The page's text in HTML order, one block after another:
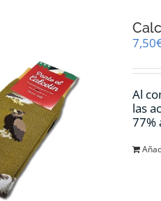
7,50
Al
las
77%